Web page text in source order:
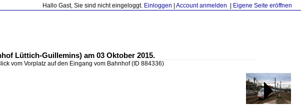
Hallo Gast, Sie sind nicht eingeloggt. Einloggen Account anmelden Eigene Seite eröffnen
Lüttich-Guillemins) am 03 Oktober 2015.
vom Vorplatz auf den Eingang vom Bahnhof(ID 884336)